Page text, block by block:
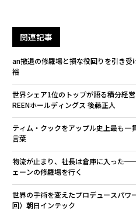
関連記事
an撤退の修羅場と損な役回りを引き
裕
世界シェア1位のトップが語る積分経
REENホールディングス 後藤正人
ティム・クックをアップル史上最も一
言葉
物流が止まり、社長は倉庫に入った
ェーンの修羅場を行く
世界の手術を変えたプロデュースパ
回）朝日インテック